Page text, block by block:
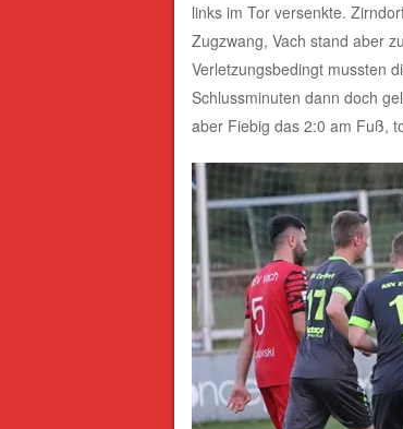
links im Tor versenkte.
Zugzwang, Vach stand aber
Verletzungsbedingt mussten
Schlussminuten dann doch
aber Fiebig das 2:0 am Fuß,